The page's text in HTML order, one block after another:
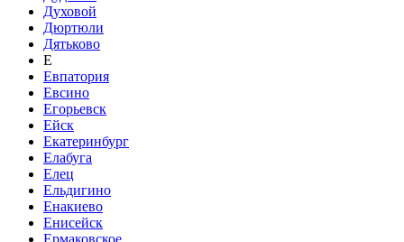
Духовой
Дюртюли
Дятьково
Е
Евпатория
Евсино
Егорьевск
Ейск
Екатеринбург
Елабуга
Елец
Ельдигино
Енакиево
Енисейск
Ермаковское